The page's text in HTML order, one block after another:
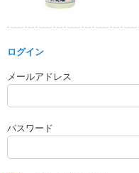
ログイン
メールアドレス
パスワード